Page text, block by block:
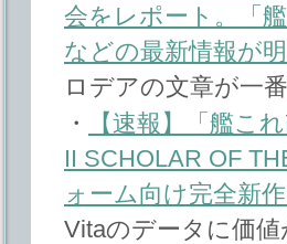
会をレポート。「
などの最新情報が
ロデアの文章が一
・
【速報】「艦こ
II SCHOLAR OF
ォーム向け完全新
Vitaのデータに価